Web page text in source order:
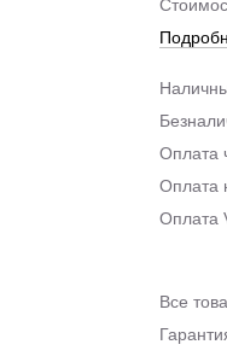
Оплата
Оплата
Оплата
Все